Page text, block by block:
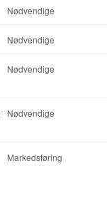
Nødvendige
Nødvendige
Nødvendige
Nødvendige
Markedsføring